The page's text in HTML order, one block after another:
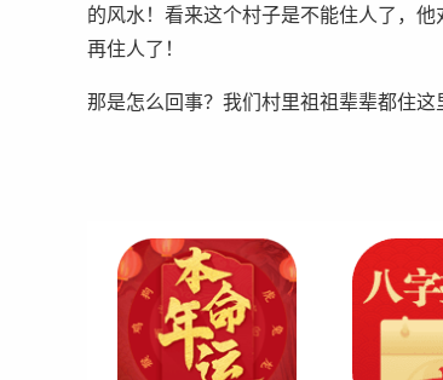
的风水！看来这个村子是不能住人了，
再住人了！
那是怎么回事？我们村里祖祖辈辈都住这